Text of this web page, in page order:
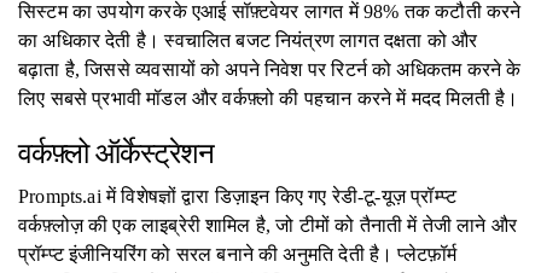
सिस्टम का उपयोग करके एआई सॉफ़्टवेयर लागत में 98% तक कटौती करने
का अधिकार देती है। स्वचालित बजट नियंत्रण लागत दक्षता को और
बढ़ाता है, जिससे व्यवसायों को अपने निवेश पर रिटर्न को अधिकतम करने के
लिए सबसे प्रभावी मॉडल और वर्कफ़्लो की पहचान करने में मदद मिलती है।
वर्कफ़्लो ऑर्केस्ट्रेशन
Prompts.ai में विशेषज्ञों द्वारा डिज़ाइन किए गए रेडी-टू-यूज़ प्रॉम्प्ट
वर्कफ़्लोज़ की एक लाइब्रेरी शामिल है, जो टीमों को तैनाती में तेजी लाने और
प्रॉम्प्ट इंजीनियरिंग को सरल बनाने की अनुमति देती है। प्लेटफ़ॉर्म